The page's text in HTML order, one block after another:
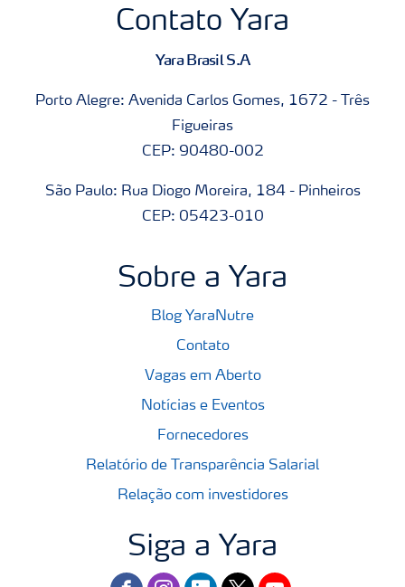
Contato Yara
Yara Brasil S.A
Porto Alegre: Avenida Carlos Gomes, 1672 - Três
Figueiras
CEP: 90480-002
São Paulo: Rua Diogo Moreira, 184 - Pinheiros
CEP: 05423-010
Sobre a Yara
Blog YaraNutre
Contato
Vagas em Aberto
Notícias e Eventos
Fornecedores
Relatório de Transparência Salarial
Relação com investidores
Siga a Yara
facebookinstagram
linkedintwitteryoutube